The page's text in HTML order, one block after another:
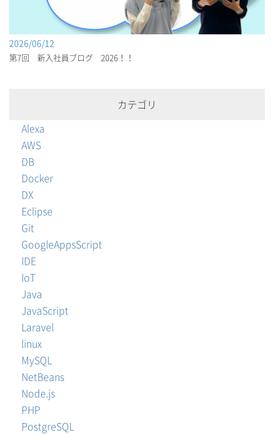
2026/06/12
第7回 新入社員ブログ 2026！！
カテゴリ
Alexa
AWS
DB
Docker
DX
Eclipse
Git
GoogleAppsScript
IDE
IoT
Java
JavaScript
Laravel
linux
MySQL
NetBeans
Node.js
PHP
PostgreSQL